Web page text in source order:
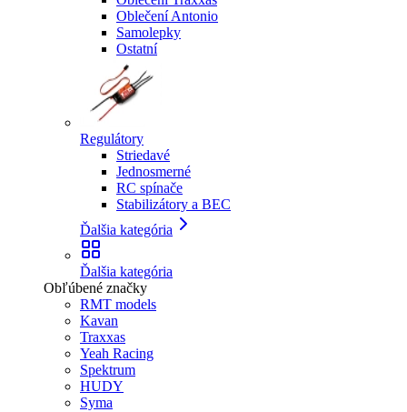
Oblečení Antonio
Samolepky
Ostatní
Regulátory
Striedavé
Jednosmerné
RC spínače
Stabilizátory a BEC
Ďalšia kategória
Ďalšia kategória
Obľúbené značky
RMT models
Kavan
Traxxas
Yeah Racing
Spektrum
HUDY
Syma